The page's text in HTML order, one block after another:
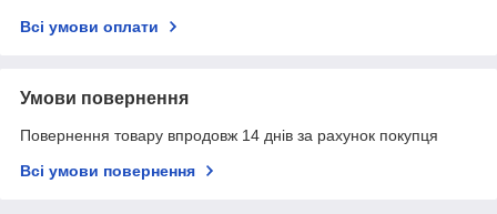
Всі умови оплати
Умови повернення
Повернення товару впродовж 14 днів за рахунок покупця
Всі умови повернення